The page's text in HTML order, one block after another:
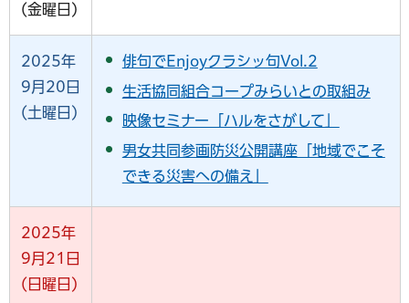
(金曜日)
2025年
9月20日
(土曜日)
俳句でEnjoyクラシッ句Vol.2
生活協同組合コープみらいとの取組み
映像セミナー「ハルをさがして」
男女共同参画防災公開講座「地域でこそ
できる災害への備え」
2025年
9月21日
(日曜日)